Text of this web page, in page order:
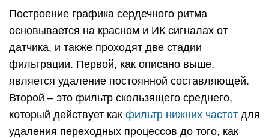
Построение графика сердечного ритма
основывается на красном и ИК сигналах от
датчика, и также проходят две стадии
фильтрации. Первой, как описано выше,
является удаление постоянной составляющей.
Второй – это фильтр скользящего среднего,
который действует как фильтр нижних частот для
удаления переходных процессов до того, как